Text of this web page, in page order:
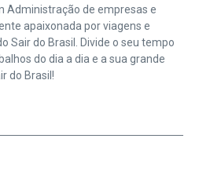
Administração de empresas e
apaixonada por viagens e
Sair do Brasil. Divide o seu tempo
do dia a dia e a sua grande
do Brasil!